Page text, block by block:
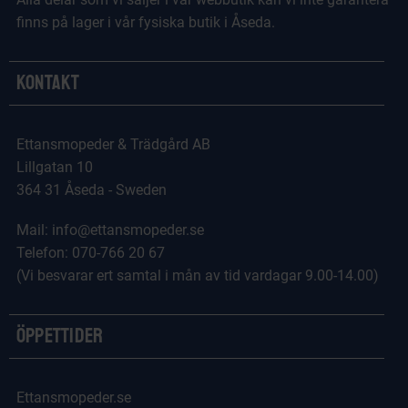
finns på lager i vår fysiska butik i Åseda.
Kontakt
Ettansmopeder & Trädgård AB
Lillgatan 10
364 31 Åseda - Sweden
Mail: info@ettansmopeder.se
Telefon: 070-766 20 67
(Vi besvarar ert samtal i mån av tid vardagar 9.00-14.00)
Öppettider
Ettansmopeder.se